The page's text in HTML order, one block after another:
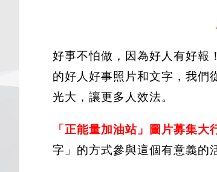
好事不怕做，因為好人有好報！
的好人好事照片和文字，我們
光大，讓更多人效法。
「正能量加油站」圖片募集大
字」的方式參與這個有意義的